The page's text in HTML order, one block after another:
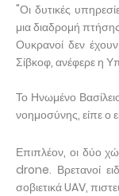
"Οι δυτικές
μια διαδρομή
Ουκρανοί δεν
Σίβκοφ, ανέφερε η
Το Ηνωμένο
νοημοσύνης, είπε ο
Επιπλέον, οι δύο
drone. Βρετανοί
σοβιετικά UAV,